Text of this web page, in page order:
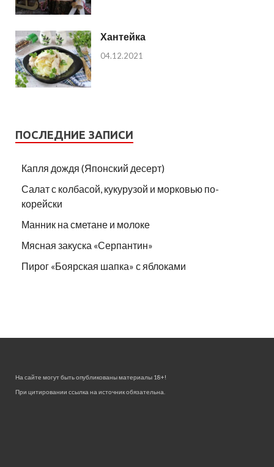
Хантейка
04.12.2021
ПОСЛЕДНИЕ ЗАПИСИ
Капля дождя (Японский десерт)
Салат с колбасой, кукурузой и морковью по-
корейски
Манник на сметане и молоке
Мясная закуска «Серпантин»
Пирог «Боярская шапка» с яблоками
На сайте могут быть опубликованы материалы 18+!
При цитировании ссылка на источник обязательна.